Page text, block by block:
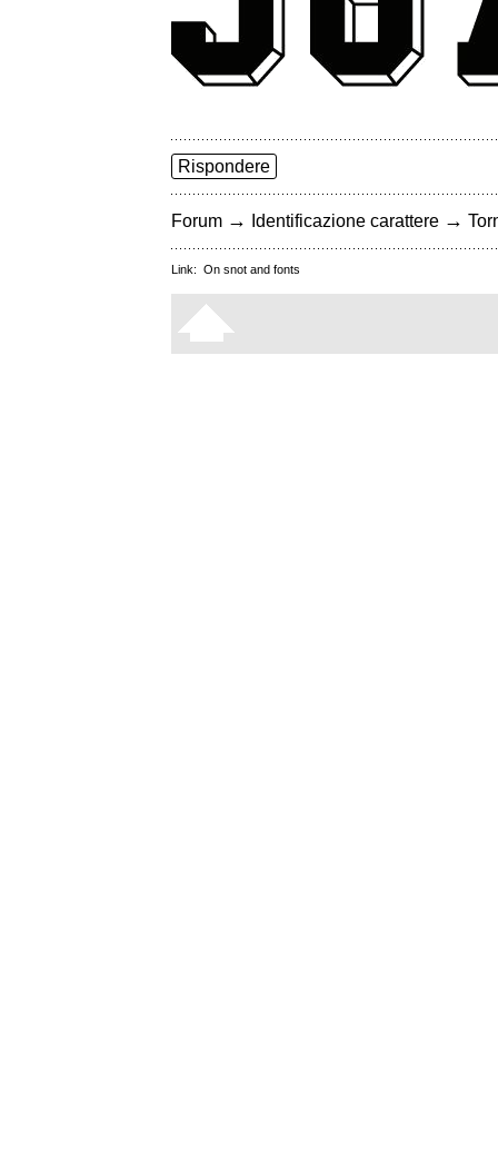
Rispondere
Forum → Identificazione carattere →
Link: On snot and fonts